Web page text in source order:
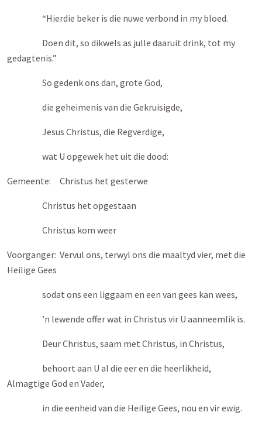
“Hierdie beker is die nuwe verbond in my bloed.
Doen dit, so dikwels as julle daaruit drink, tot my
gedagtenis.”
So gedenk ons dan, grote God,
die geheimenis van die Gekruisigde,
Jesus Christus, die Regverdige,
wat U opgewek het uit die dood:
Gemeente: Christus het gesterwe
Christus het opgestaan
Christus kom weer
Voorganger: Vervul ons, terwyl ons die maaltyd vier, met die
Heilige Gees
sodat ons een liggaam en een van gees kan wees,
’n lewende offer wat in Christus vir U aanneemlik is.
Deur Christus, saam met Christus, in Christus,
behoort aan U al die eer en die heerlikheid,
Almagtige God en Vader,
in die eenheid van die Heilige Gees, nou en vir ewig.